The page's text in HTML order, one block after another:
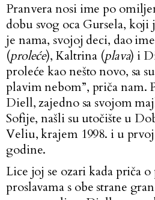
Pranvera nosi ime po
dobu svog oca Gursela,
je nama, svojoj deci, dao
(proleće), Kaltrina (plava) i
proleće kao nešto novo, sa
plavim nebom”, priča nam.
Diell, zajedno sa svojom
Sofije, našli su utočište u
Veliu, krajem 1998. i u
godine.
Lice joj se ozari kada priča
proslavama s obe strane